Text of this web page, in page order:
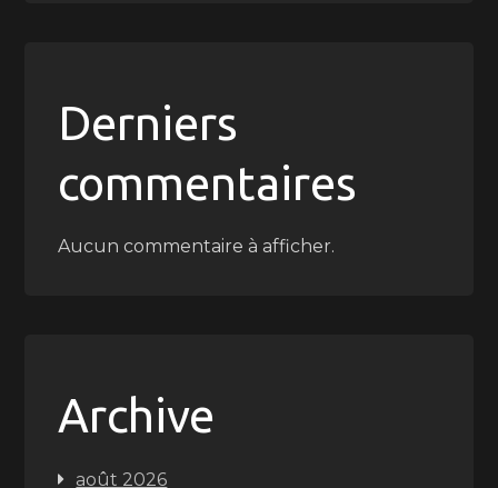
Derniers
commentaires
Aucun commentaire à afficher.
Archive
août 2026